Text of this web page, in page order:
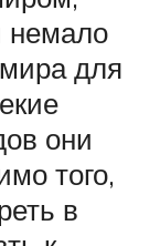
немало
для
они
того,
в